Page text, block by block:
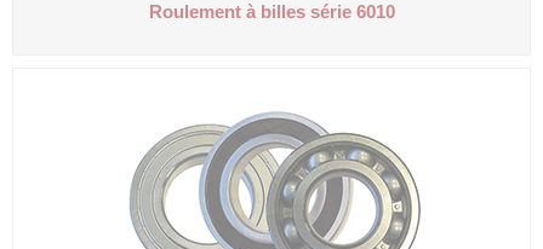
Roulement à billes série 6010